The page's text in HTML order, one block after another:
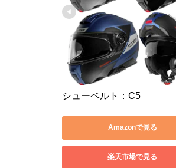
シューベルト：C5
Amazonで見る
楽天市場で見る